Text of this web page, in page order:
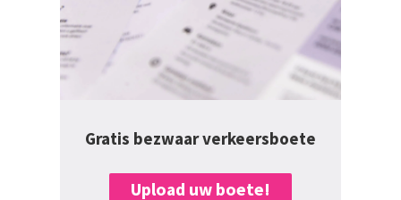
Gratis bezwaar verkeersboete
Upload uw boete!